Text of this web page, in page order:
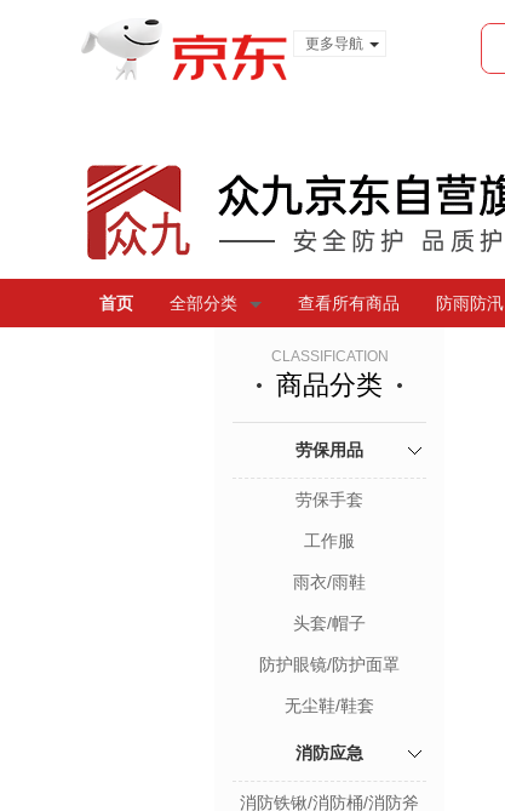
更多导航
首页 全部分类 查看所有商品 防雨防汛
CLASSIFICATION
商品分类
劳保用品
劳保手套
工作服
雨衣/雨鞋
头套/帽子
防护眼镜/防护面罩
无尘鞋/鞋套
消防应急
消防铁锹/消防桶/消防斧